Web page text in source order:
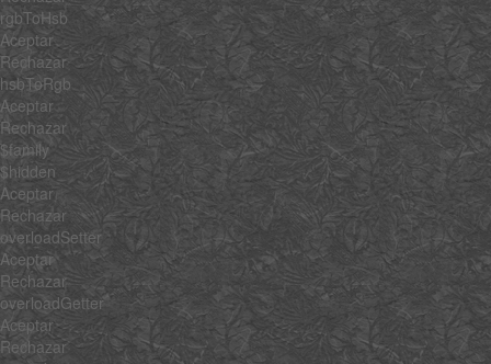
rgbToHsb
Aceptar
Rechazar
hsbToRgb
Aceptar
Rechazar
$family
$hidden
Aceptar
Rechazar
overloadSetter
Aceptar
Rechazar
overloadGetter
Aceptar
Rechazar